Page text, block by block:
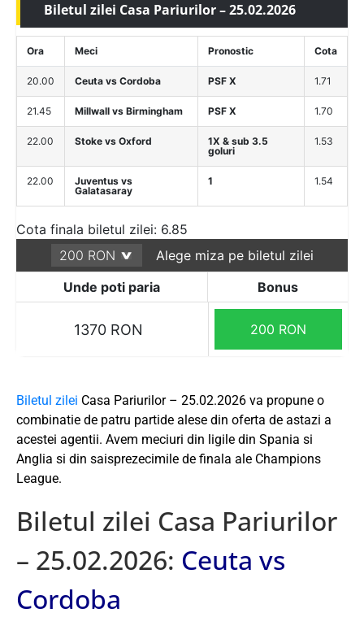
Biletul zilei Casa Pariurilor – 25.02.2026
Ora Meci Pronostic Cota
20.00 Ceuta vs Cordoba PSF X 1.71
21.45 Millwall vs Birmingham PSF X 1.70
22.00 Stoke vs Oxford
1X & sub 3.5
goluri
1.53
22.00
Juventus vs
Galatasaray
1 1.54
Cota finala biletul zilei: 6.85
Alege miza pe biletul zilei
Unde poti paria
Bonus
1370 RON 200 RON
Biletul zilei Casa Pariurilor – 25.02.2026 va propune o
combinatie de patru partide alese din oferta de astazi a
acestei agentii. Avem meciuri din ligile din Spania si
Anglia si din saisprezecimile de finala ale Champions
League.
Biletul zilei Casa Pariurilor
– 25.02.2026: Ceuta vs
Cordoba